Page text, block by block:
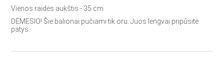
Vienos raidės aukštis - 35 cm
DĖMESIO! Šie balionai pučiami tik oru. Juos lengvai pripūsite
patys.